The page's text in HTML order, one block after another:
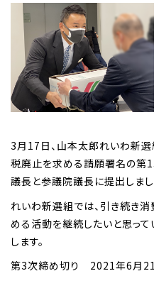
3月17日、山本太郎れいわ新
税廃止を求める請願署名の第
議長と参議院議長に提出しまし
れいわ新選組では、引き続き
める活動を継続したいと思っ
します。
第3次締め切り 2021年6月